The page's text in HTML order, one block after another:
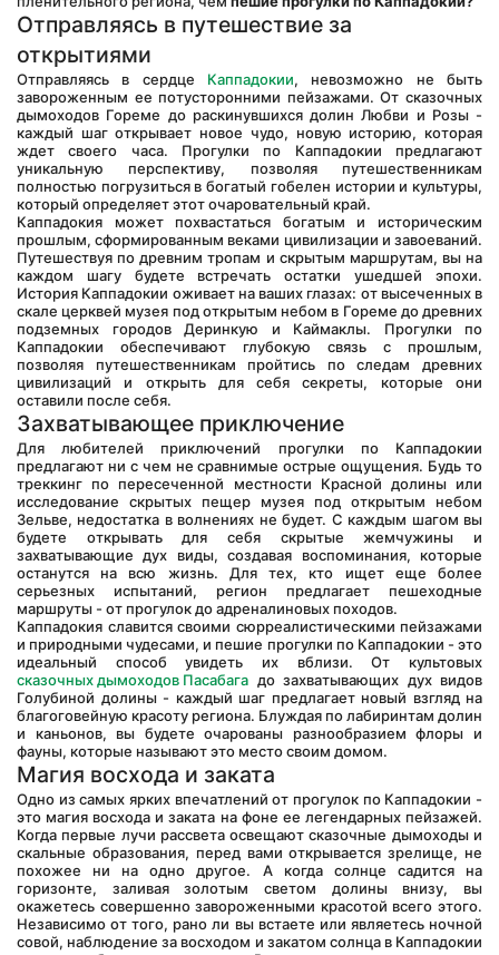
Отправляясь в путешествие за
открытиями
Отправляясь в сердце Каппадокии, невозможно не быть
завороженным ее потусторонними пейзажами. От сказочных
дымоходов Гореме до раскинувшихся долин Любви и Розы -
каждый шаг открывает новое чудо, новую историю, которая
ждет своего часа. Прогулки по Каппадокии предлагают
уникальную перспективу, позволяя путешественникам
полностью погрузиться в богатый гобелен истории и культуры,
который определяет этот очаровательный край.
Каппадокия может похвастаться богатым и историческим
прошлым, сформированным веками цивилизации и завоеваний.
Путешествуя по древним тропам и скрытым маршрутам, вы на
каждом шагу будете встречать остатки ушедшей эпохи.
История Каппадокии оживает на ваших глазах: от высеченных в
скале церквей музея под открытым небом в Гореме до древних
подземных городов Деринкую и Каймаклы. Прогулки по
Каппадокии обеспечивают глубокую связь с прошлым,
позволяя путешественникам пройтись по следам древних
цивилизаций и открыть для себя секреты, которые они
оставили после себя.
Захватывающее приключение
Для любителей приключений прогулки по Каппадокии
предлагают ни с чем не сравнимые острые ощущения. Будь то
треккинг по пересеченной местности Красной долины или
исследование скрытых пещер музея под открытым небом
Зельве, недостатка в волнениях не будет. С каждым шагом вы
будете открывать для себя скрытые жемчужины и
захватывающие дух виды, создавая воспоминания, которые
останутся на всю жизнь. Для тех, кто ищет еще более
серьезных испытаний, регион предлагает пешеходные
маршруты - от прогулок до адреналиновых походов.
Каппадокия славится своими сюрреалистическими пейзажами
и природными чудесами, и пешие прогулки по Каппадокии - это
идеальный способ увидеть их вблизи. От культовых
сказочных дымоходов Пасабага до захватывающих дух видов
Голубиной долины - каждый шаг предлагает новый взгляд на
благоговейную красоту региона. Блуждая по лабиринтам долин
и каньонов, вы будете очарованы разнообразием флоры и
фауны, которые называют это место своим домом.
Магия восхода и заката
Одно из самых ярких впечатлений от прогулок по Каппадокии -
это магия восхода и заката на фоне ее легендарных пейзажей.
Когда первые лучи рассвета освещают сказочные дымоходы и
скальные образования, перед вами открывается зрелище, не
похожее ни на одно другое. А когда солнце садится на
горизонте, заливая золотым светом долины внизу, вы
окажетесь совершенно завороженными красотой всего этого.
Независимо от того, рано ли вы встаете или являетесь ночной
совой, наблюдение за восходом и закатом солнца в Каппадокии